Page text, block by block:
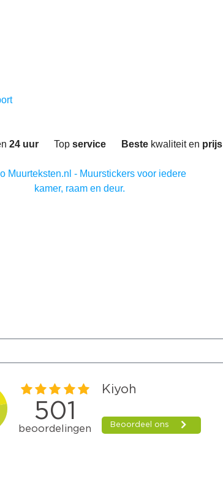
24 uur Top service Bestekwaliteit en prijs